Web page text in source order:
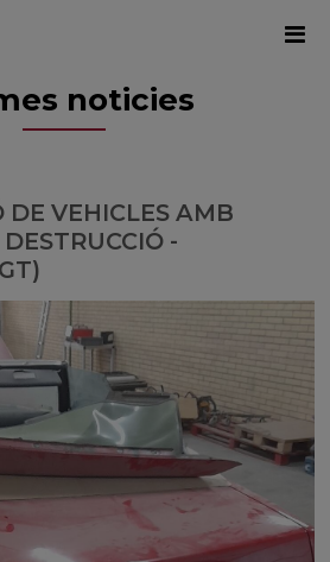
noticies
DE VEHICLES AMB
-